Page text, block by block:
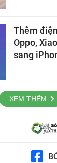
Thêm
Oppo,
sang
XEM THÊM